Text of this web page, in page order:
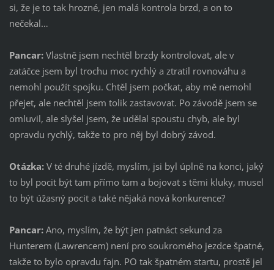
si, že je to tak hrozné, jen malá kontrola brzd, a on to
nečekal…
Pancar: Vlastně jsem nechtěl brzdy kontrolovat, ale v
zatáčce jsem byl trochu moc rychlý a ztratil rovnováhu a
nemohl použít spojku. Chtěl jsem počkat, aby mě nemohl
přejet, ale nechtěl jsem tolik zastavovat. Po závodě jsem se
omluvil, ale slyšel jsem, že udělal spoustu chyb, ale byl
opravdu rychlý, takže to pro něj byl dobrý závod.
Otázka:V té druhé jízdě, myslím, jsi byl úplně na konci, jaký
to byl pocit být tam přímo tam a bojovat s těmi kluky, musel
to být úžasný pocit a také nějaká nová konkurence?
Pancar:Ano, myslím, že být jen patnáct sekund za
Hunterem (Lawrencem) není pro soukromého jezdce špatné,
takže to bylo opravdu fajn. PO tak špatném startu, prostě jel